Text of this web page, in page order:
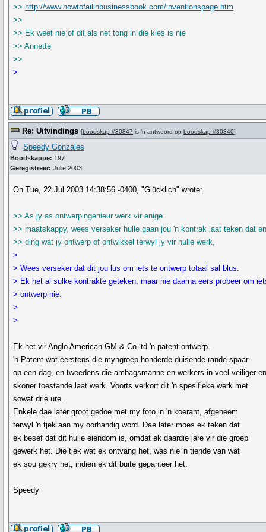
>> http://www.howtofailinbusinessbook.com/inventionspage.htm
>>
>> Ek weet nie of dit als net tong in die kies is nie
>> Annette
>>
>
Re: Uitvindings [boodskap #80847 is 'n antwoord op boodskap #80840]
Speedy Gonzales
Boodskappe: 197
Geregistreer: Julie 2003
On Tue, 22 Jul 2003 14:38:56 -0400, "Glücklich" wrote:
>> As jy as ontwerpingenieur werk vir enige
>> maatskappy, wees verseker hulle gaan jou 'n kontrak laat teken dat
>> ding wat jy ontwerp of ontwikkel terwyl jy vir hulle werk,
>
> Wees verseker dat dit jou lus om iets te ontwerp totaal sal blus.
> Ek het al sulke kontrakte geteken, maar nie daarna eers probeer om
> ontwerp nie.
>
>
Ek het vir Anglo American GM & Co ltd 'n patent ontwerp.
'n Patent wat eerstens die myngroep honderde duisende rande spaar
op een dag, en tweedens die ambagsmanne en werkers in veel veiliger en
skoner toestande laat werk. Voorts verkort dit 'n spesifieke werk met
sowat drie ure.
Enkele dae later groot gedoe met my foto in 'n koerant, afgeneem
terwyl 'n tjek aan my oorhandig word. Dae later moes ek teken dat
ek besef dat dit hulle eiendom is, omdat ek daardie jare vir die groep
gewerk het. Die tjek wat ek ontvang het, was nie 'n tiende van wat
ek sou gekry het, indien ek dit buite gepanteer het.
Speedy